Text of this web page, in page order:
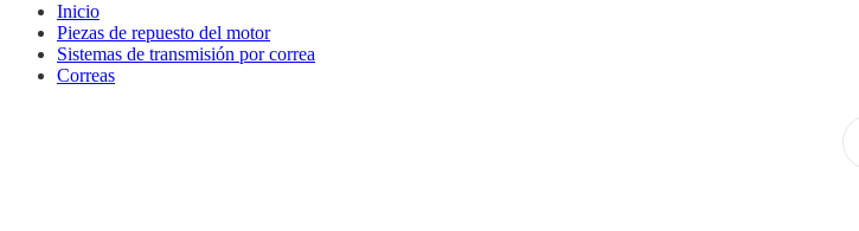
Inicio
Piezas de repuesto del motor
Sistemas de transmisión por correa
Correas